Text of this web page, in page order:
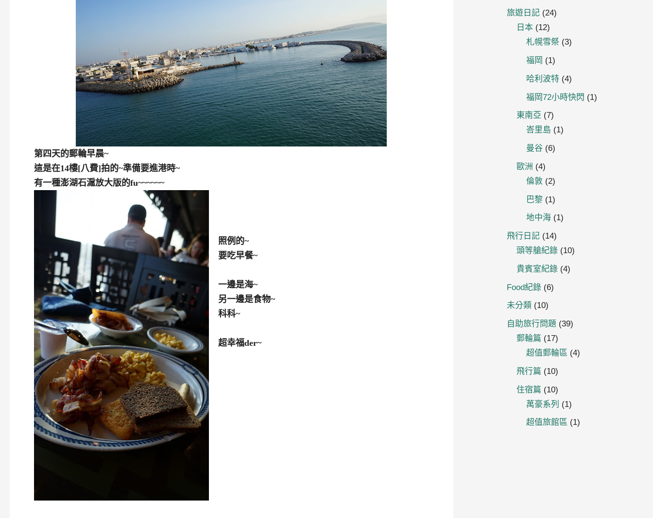
第四天的郵輪早晨~
這是在14樓[八費]拍的~準備要進港時~
有一種澎湖石滬放大版的fu~~~~~~
照例的~
要吃早餐~
一邊是海~
另一邊是食物~
科科~
超幸福der~
旅遊日記(24)
日本(12)
札幌雪祭 (3)
福岡 (1)
哈利波特(4)
福岡72小時快閃 (1)
東南亞 (7)
峇里島 (1)
曼谷 (6)
歐洲 (4)
倫敦(2)
巴黎(1)
地中海(1)
飛行日記(14)
頭等艙紀錄(10)
貴賓室紀錄(4)
Food紀錄(6)
未分類 (10)
自助旅行問題 (39)
郵輪篇(17)
超值郵輪區 (4)
飛行篇(10)
住宿篇(10)
萬豪系列 (1)
超值旅館區 (1)